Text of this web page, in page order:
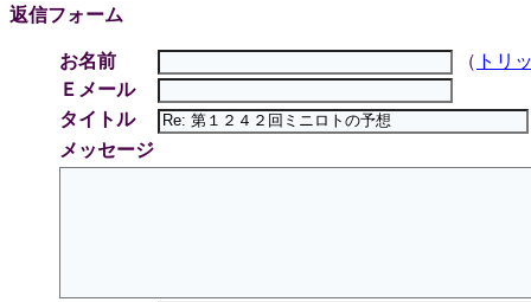
返信フォーム
お名前 （ トリ
Ｅメール
タイトル
メッセージ